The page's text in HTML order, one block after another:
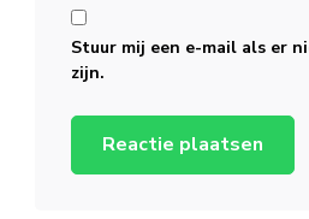
Stuur mij een e-mail als er
zijn.